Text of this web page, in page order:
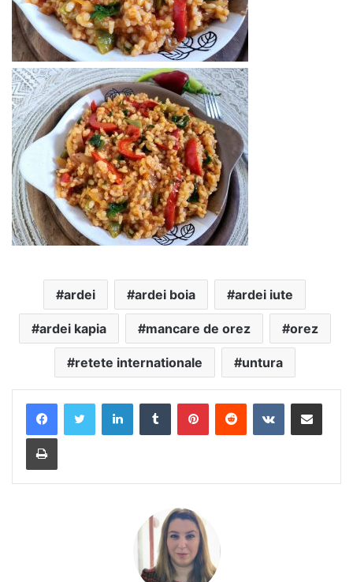
ardei ardei boia ardei iute
ardei kapia mancare de orez orez
retete internationale untura